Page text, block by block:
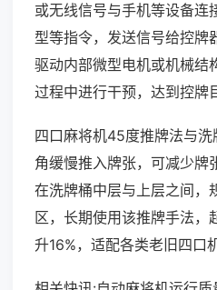
或无线信号与手机等设备连
型等指令，发送信号给控牌
驱动内部微型电机或机械结
过程中进行干预，达到控牌
四口麻将机45度推牌法与
角缓慢推入牌张，可减少牌
在洗牌桶中层与上层之间，
区，长期使用该推牌手法，
升16%，适配各类老旧四口